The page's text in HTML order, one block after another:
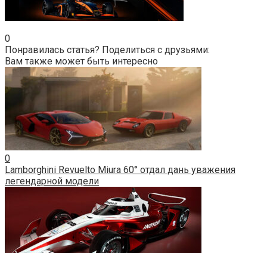
0
Понравилась статья? Поделиться с друзьями:
Вам также может быть интересно
0
Lamborghini Revuelto Miura 60° отдал дань уважения
легендарной модели